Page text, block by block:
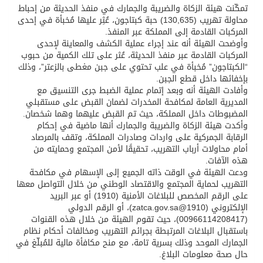
تمكّنت هيئة الزكاة والضريبة والجمارك في منفذ الحديثة من إحباط
محاولة تهريب (130,635) حبة كبتاجون، عُثِر عليها مُخبأة في إحدى
المركبات القادمة إلى المملكة عبر المنفذ.
وأوضحت الهيئة أنه عند إجراء عملية الكشف والمعاينة لإحدى
المركبات القادمة عبر منفذ الحديثة، عُثر على تلك الكمية من حبوب
“الكبتاجون” مُخبأة في علب تحتوي على جبن مغطى بالزعتر”، وذلك
بإخفائها داخل قطع الجبن.
وأفادت الهيئة أنه وبعد إتمام عملية الضبط جرى التنسيق مع
المديرية العامة لمكافحة المخدرات لضمان القبض على مستقبلي
المضبوطات داخل المملكة، حيث تم القبض عليهما وهما شخصان.
وأكدت هيئة الزكاة والضريبة والجمارك أنها ماضية في إحكام
الرقابة الجمركية على واردات وصادرات المملكة، وتقف بالمرصاد
أمام محاولات أرباب التهريب، تحقيقًا لأمن المجتمع وحمايته من
هذه الآفات.
ودعت الهيئة في الوقت ذاته الجميع إلى الإسهام في مكافحة
التهريب لحماية المجتمع والاقتصاد الوطني من خلال التواصل معها
على الرقم المخصص للبلاغات الأمنية (1910) أو عبر البريد
الإلكتروني (1910@zatca.gov.sa)، أو الرقم الدولي
(00966114208417)، حيث تقوم الهيئة من خلال هذه القنوات
باستقبال البلاغات المرتبطة بجرائم التهريب ومخالفات أحكام نظام
الجمارك الموحد وذلك بسرية تامة، مع منح مكافأة مالية للمُبلّغ في
حال صحة معلومات البلاغ.